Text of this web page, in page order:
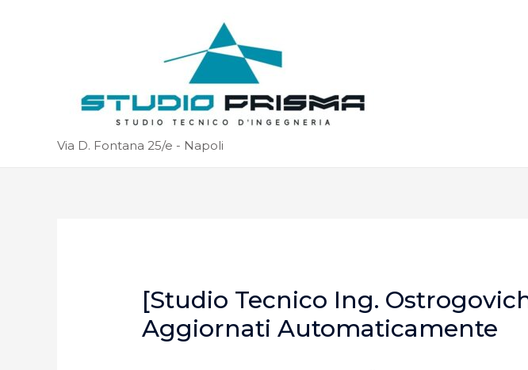
Via D. Fontana 25/e - Napoli
[Studio Tecnico Ing.
Aggiornati Automaticamente